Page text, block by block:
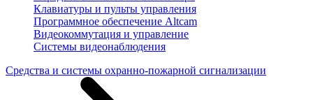
Клавиатуры и пульты управления
Программное обеспечение Altcam
Видеокоммутация и управление
Системы видеонаблюдения
Средства и системы охранно-пожарной сигнализации